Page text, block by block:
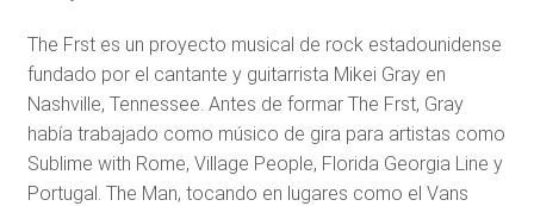
The Frst es un proyecto musical de rock estadounidense
fundado por el cantante y guitarrista Mikei Gray en
Nashville, Tennessee. Antes de formar The Frst, Gray
había trabajado como músico de gira para artistas como
Sublime with Rome, Village People, Florida Georgia Line y
Portugal. The Man, tocando en lugares como el Vans